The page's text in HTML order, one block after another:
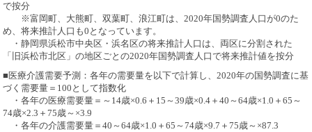
で按分
※富岡町、大熊町、双葉町、浪江町は、2020年国勢調査人口が0のた
め、将来推計人口も0となっています。
・静岡県浜松市中央区・浜名区の将来推計人口は、両区に分割された
「旧浜松市北区」の地区ごとの2020年国勢調査人口で将来推計値を按分
■医療介護需要予測：各年の需要量を以下で計算し、2020年の国勢調査に基
づく需要量＝100として指数化
・各年の医療需要量＝～14歳×0.6＋15～39歳×0.4＋40～64歳×1.0＋65～
74歳×2.3＋75歳～×3.9
・各年の介護需要量＝40～64歳×1.0＋65～74歳×9.7＋75歳～×87.3